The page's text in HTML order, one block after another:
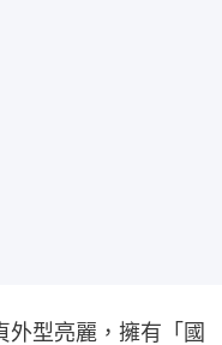
型亮麗，擁有「國